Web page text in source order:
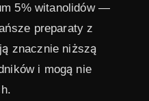
5% witanolidów —
preparaty z
znacznie niższą
i mogą nie